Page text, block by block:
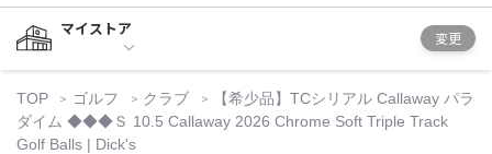
マイストア
変更
TOP ゴルフ クラブ
【希少品】TCシリアル Callaway パラ
ダイム ◆◆◆Ｓ 10.5 Callaway 2026 Chrome Soft Triple Track
Golf Balls | Dick's